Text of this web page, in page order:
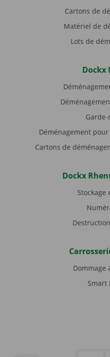
Cartons de
Matériel de
Lots de
Dockx
Déménagement
Cartons de
Dockx
Stockage
Dommage
Smart